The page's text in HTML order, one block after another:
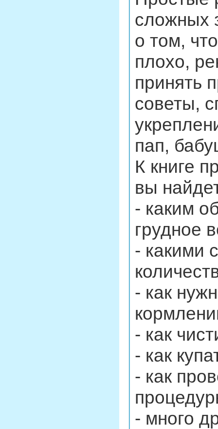
сложных
о том,
плохо,
принять
советы,
пап,
К книге
вы
- каким
грудное
- какими
- как
- как
- как
- как
- много